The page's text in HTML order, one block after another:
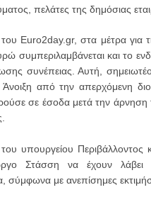
πελάτες της δημόσιας
Euro2day.gr, στα μέτρα για
συμπεριλαμβάνεται και το
συνέπειας. Αυτή,
από την απερχόμενη
σε έσοδα μετά την άρνηση
υπουργείου Περιβάλλοντος
Στάσση να έχουν λάβει
σύμφωνα με ανεπίσημες